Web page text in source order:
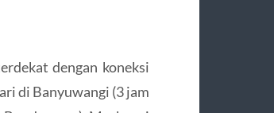
dengan koneksi
di Banyuwangi (3 jam